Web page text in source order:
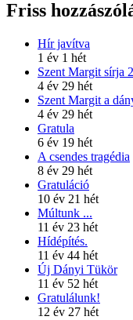
Friss
Hír javítva
1 év 1 hét
Szent Margit sírja
4 év 29 hét
Szent Margit a
4 év 29 hét
Gratula
6 év 19 hét
A csendes tragédia
8 év 29 hét
Gratuláció
10 év 21 hét
Múltunk ...
11 év 23 hét
Hídépítés.
11 év 44 hét
Új Dányi Tükör
11 év 52 hét
Gratulálunk!
12 év 27 hét